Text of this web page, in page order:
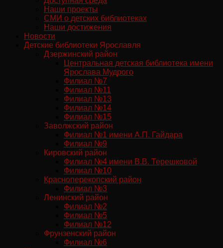
Наши проекты
СМИ о детских библиотеках
Наши достижения
Новости
Детские библиотеки Ярославля
Дзержинский район
Центральная детская библиотека имени
Ярослава Мудрого
Филиал №7
Филиал №11
Филиал №13
Филиал №14
Филиал №15
Заволжский район
Филиал №1 имени А.П. Гайдара
Филиал №9
Кировский район
Филиал №4 имени В.В. Терешковой
Филиал №10
Красноперекопский район
Филиал №3
Ленинский район
Филиал №2
Филиал №5
Филиал №12
Фрунзенский район
Филиал №6